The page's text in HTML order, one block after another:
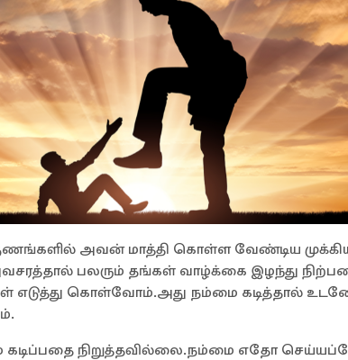
குணங்களில் அவன் மாத்தி கொள்ள வேண்டிய
பலரும் தங்கள் வாழ்க்கை இழந்து
எடுத்து கொள்வோம்.அது நம்மை கடித்தால்
கடிப்பதை நிறுத்தவில்லை.நம்மை எதோ